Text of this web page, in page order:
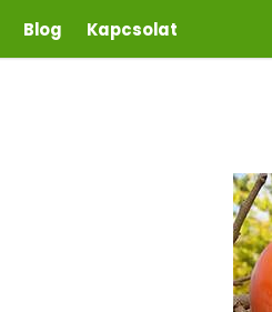
Blog Kapcsolat